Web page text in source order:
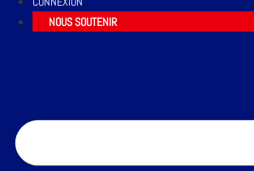
NOUS SOUTENIR